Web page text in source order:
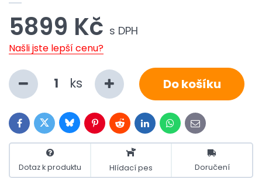
5899 Kč s DPH
Našli jste lepší cenu?
ks Do košíku
FacebookTwitterBlueskyPinterestRedditLinkedInWhatsApp
E-
mail
Dotaz k produktu Hlídací pes Doručení